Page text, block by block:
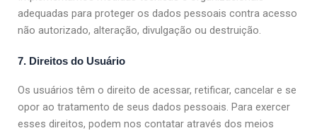
adequadas para proteger os dados pessoais contra acesso
não autorizado, alteração, divulgação ou destruição.
7. Direitos do Usuário
Os usuários têm o direito de acessar, retificar, cancelar e se
opor ao tratamento de seus dados pessoais. Para exercer
esses direitos, podem nos contatar através dos meios